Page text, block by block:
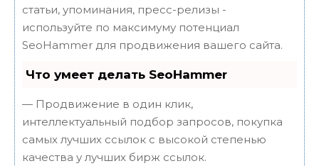
статьи, упоминания, пресс-релизы -
используйте по максимуму потенциал
SeoHammer для продвижения вашего сайта.
Что умеет делать SeoHammer
— Продвижение в один клик,
интеллектуальный подбор запросов, покупка
самых лучших ссылок с высокой степенью
качества у лучших бирж ссылок.